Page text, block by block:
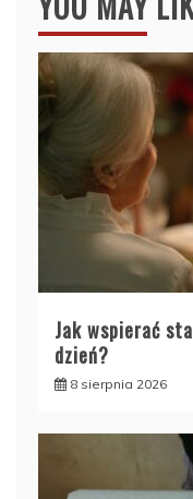
Jak wspierać
dzień?
8 sierpnia 2026